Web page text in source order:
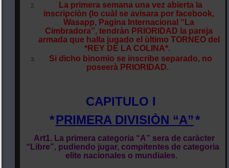
La primera semana una vez abierta la
inscripciòn (lo cuàl se avisara por facebook,
Wasapp, Pagina Internacional “La
Cimbradora”, tendràn PRIORIDAD la pareja
armada que halla jugado el ùltimo TORNEO del
*REY DE LA COLINA*.
Si dicho binomio se inscribe separado, no
poseerà PRIORIDAD.
CAPITULO I
*PRIMERA DIVISIÒN “A”*
Art1. La primera categoria “A” sera de caràcter
“Libre”, pudiendo jugar, compitentes de categoria
elite nacionales o mundiales.